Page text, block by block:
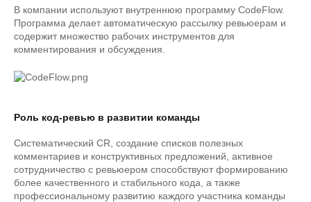
В компании используют внутреннюю программу CodeFlow.
Программа делает автоматическую рассылку ревьюерам и
содержит множество рабочих инструментов для
комментирования и обсуждения.
Роль код-ревью в развитии команды
Систематический CR, создание списков полезных
комментариев и конструктивных предложений, активное
сотрудничество с ревьюером способствуют формированию
более качественного и стабильного кода, а также
профессиональному развитию каждого участника команды